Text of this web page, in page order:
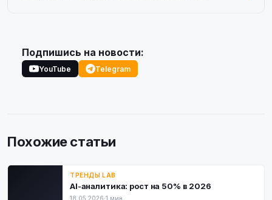
Подпишись на новости:
YouTube Telegram
Похожие статьи
ТРЕНДЫ LAB
AI-аналитика: рост на 50% в 2026
18.05.2026·1 мин.